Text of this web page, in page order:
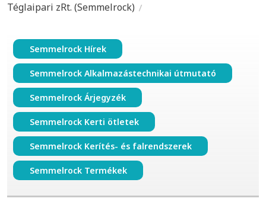
Téglaipari zRt. (Semmelrock)
Semmelrock Hírek
Semmelrock Alkalmazástechnikai útmutató
Semmelrock Árjegyzék
Semmelrock Kerti ötletek
Semmelrock Kerítés- és falrendszerek
Semmelrock Termékek